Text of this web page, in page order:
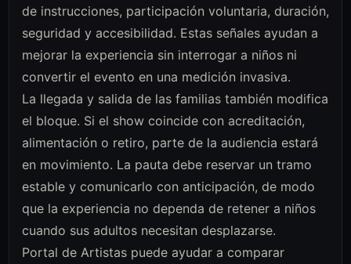
de instrucciones, participación voluntaria, duración,
seguridad y accesibilidad. Estas señales ayudan a
mejorar la experiencia sin interrogar a niños ni
convertir el evento en una medición invasiva.
La llegada y salida de las familias también modifica
el bloque. Si el show coincide con acreditación,
alimentación o retiro, parte de la audiencia estará
en movimiento. La pauta debe reservar un tramo
estable y comunicarlo con anticipación, de modo
que la experiencia no dependa de retener a niños
cuando sus adultos necesitan desplazarse.
Portal de Artistas puede ayudar a comparar